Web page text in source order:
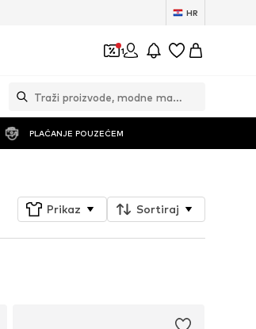
HR
1
PLAĆANJE POUZEĆEM
Prikaz Sortiraj